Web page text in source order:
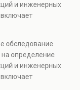
и технических
и инженерных
включает
безопасности.
недвижимости,
объектов, а
и технических
обследование
определение
и инженерных
включает